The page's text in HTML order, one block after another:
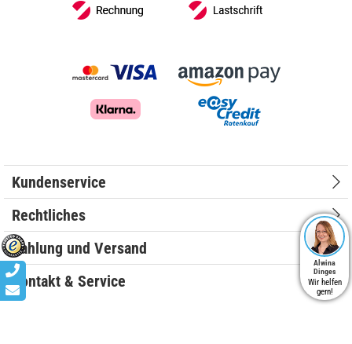
Kundenservice
Rechtliches
Zahlung und Versand
Kontakt & Service
Alwina
Dinges
Wir helfen
gern!